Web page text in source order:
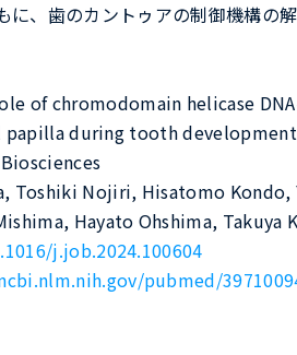
に、歯のカントゥアの制御機構の
of chromodomain helicase
papilla during tooth development
Toshiki Nojiri, Hisatomo
Hayato Ohshima, Takuya
j.job.2024.100604
pubmed/